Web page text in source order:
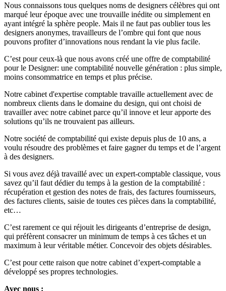
Nous connaissons tous quelques noms de designers célèbres qui ont
marqué leur époque avec une trouvaille inédite ou simplement en
ayant intégré la sphère people. Mais il ne faut pas oublier tous les
designers anonymes, travailleurs de l’ombre qui font que nous
pouvons profiter d’innovations nous rendant la vie plus facile.
C’est pour ceux-là que nous avons créé une offre de comptabilité
pour le Designer: une comptabilité nouvelle génération : plus simple,
moins consommatrice en temps et plus précise.
Notre cabinet d'expertise comptable travaille actuellement avec de
nombreux clients dans le domaine du design, qui ont choisi de
travailler avec notre cabinet parce qu’il innove et leur apporte des
solutions qu’ils ne trouvaient pas ailleurs.
Notre société de comptabilité qui existe depuis plus de 10 ans, a
voulu résoudre des problèmes et faire gagner du temps et de l’argent
à des designers.
Si vous avez déjà travaillé avec un expert-comptable classique, vous
savez qu’il faut dédier du temps à la gestion de la comptabilité :
récupération et gestion des notes de frais, des factures fournisseurs,
des factures clients, saisie de toutes ces pièces dans la comptabilité,
etc…
C’est rarement ce qui réjouit les dirigeants d’entreprise de design,
qui préfèrent consacrer un minimum de temps à ces tâches et un
maximum à leur véritable métier. Concevoir des objets désirables.
C’est pour cette raison que notre cabinet d’expert-comptable a
développé ses propres technologies.
Avec nous :